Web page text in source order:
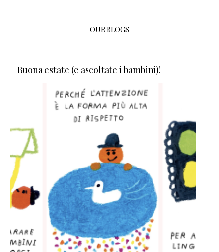
OUR BLOGS
Buona estate (e ascoltate i bambini)!